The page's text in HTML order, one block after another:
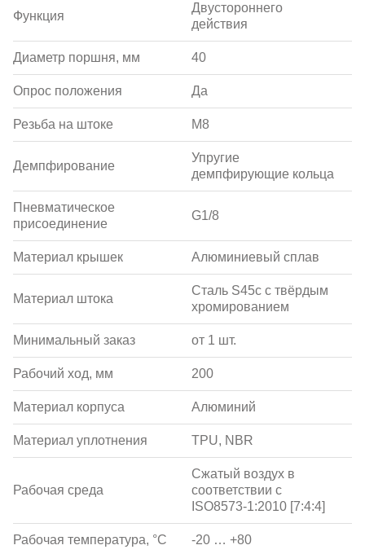
Функция
Двустороннего
действия
Диаметр поршня, мм 40
Опрос положения Да
Резьба на штоке M8
Демпфирование
Упругие
демпфирующие кольца
Пневматическое
присоединение
G1/8
Материал крышек Алюминиевый сплав
Материал штока
Сталь S45c с твёрдым
хромированием
Минимальный заказ от 1 шт.
Рабочий ход, мм 200
Материал корпуса Алюминий
Материал уплотнения TPU, NBR
Рабочая среда
Сжатый воздух в
соответствии с
ISO8573-1:2010 [7:4:4]
Рабочая температура, °С -20 … +80